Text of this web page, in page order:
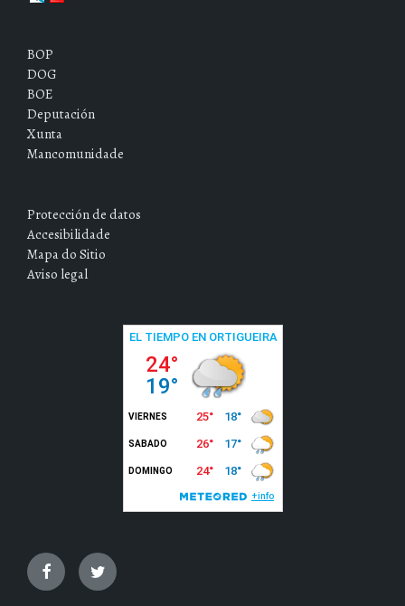
BOP
DOG
BOE
Deputación
Xunta
Mancomunidade
Protección de datos
Accesibilidade
Mapa do Sitio
Aviso legal
FacebookTwitter